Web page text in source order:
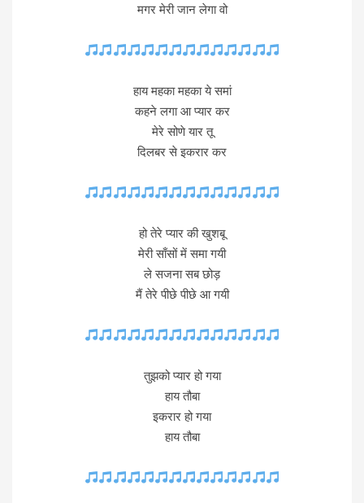
मगर मेरी जान लेगा वो
हाय महका महका ये समां
कहने लगा आ प्यार कर
मेरे सोणे यार तू
दिलबर से इकरार कर
हो तेरे प्यार की खुशबू
मेरी साँसों में समा गयी
ले सजना सब छोड़
मैं तेरे पीछे पीछे आ गयी
तुझको प्यार हो गया
हाय तौबा
इकरार हो गया
हाय तौबा